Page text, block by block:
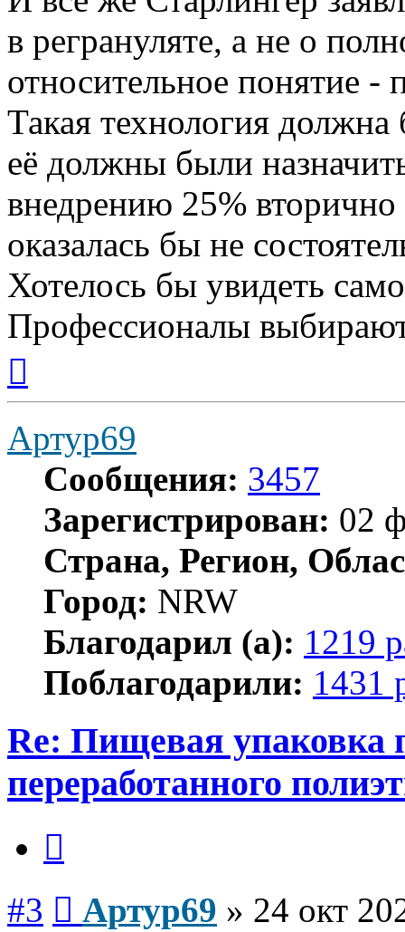
в регрануляте, а не о
относительное понятие -
Такая технология должна
её должны были
внедрению 25% вторично
оказалась бы не
Хотелось бы увидеть
Профессионалы
началу
Артур69
Сообщения: 3457
Зарегистрирован: 02
Страна, Регион,
Город: NRW
Благодарил (а): 1219
Поблагодарили: 1431
Re: Пищевая упаковка
переработанного
#3 Артур69 » 24 окт